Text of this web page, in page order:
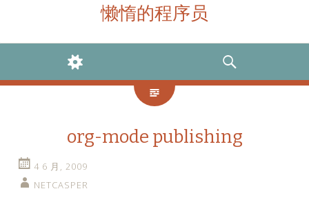
懒惰的程序员
WIDGETS
SEARCH
org-mode publishing
4 6 月, 2009
NETCASPER